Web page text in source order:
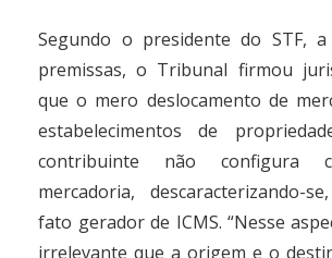
Segundo o presidente do STF,
premissas, o Tribunal firmou
que o mero deslocamento de
estabelecimentos de
contribuinte não configura
mercadoria, descaracterizando-
fato gerador de ICMS. “Nesse
irrelevante que a origem e o